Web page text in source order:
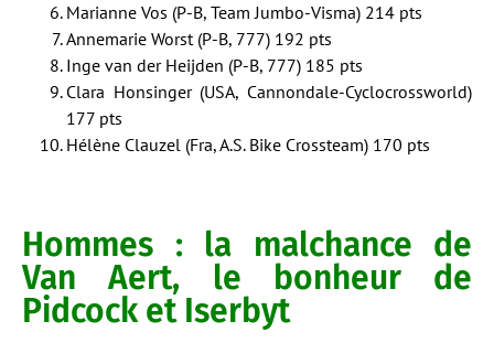
Marianne Vos (P-B, Team Jumbo-Visma) 214 pts
Annemarie Worst (P-B, 777) 192 pts
Inge van der Heijden (P-B, 777) 185 pts
Clara Honsinger (USA, Cannondale-Cyclocrossworld)
177 pts
Hélène Clauzel (Fra, A.S. Bike Crossteam) 170 pts
Hommes : la malchance de
Van Aert, le bonheur de
Pidcock et Iserbyt